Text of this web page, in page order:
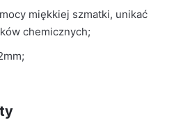
miękkiej szmatki, unikać
chemicznych;